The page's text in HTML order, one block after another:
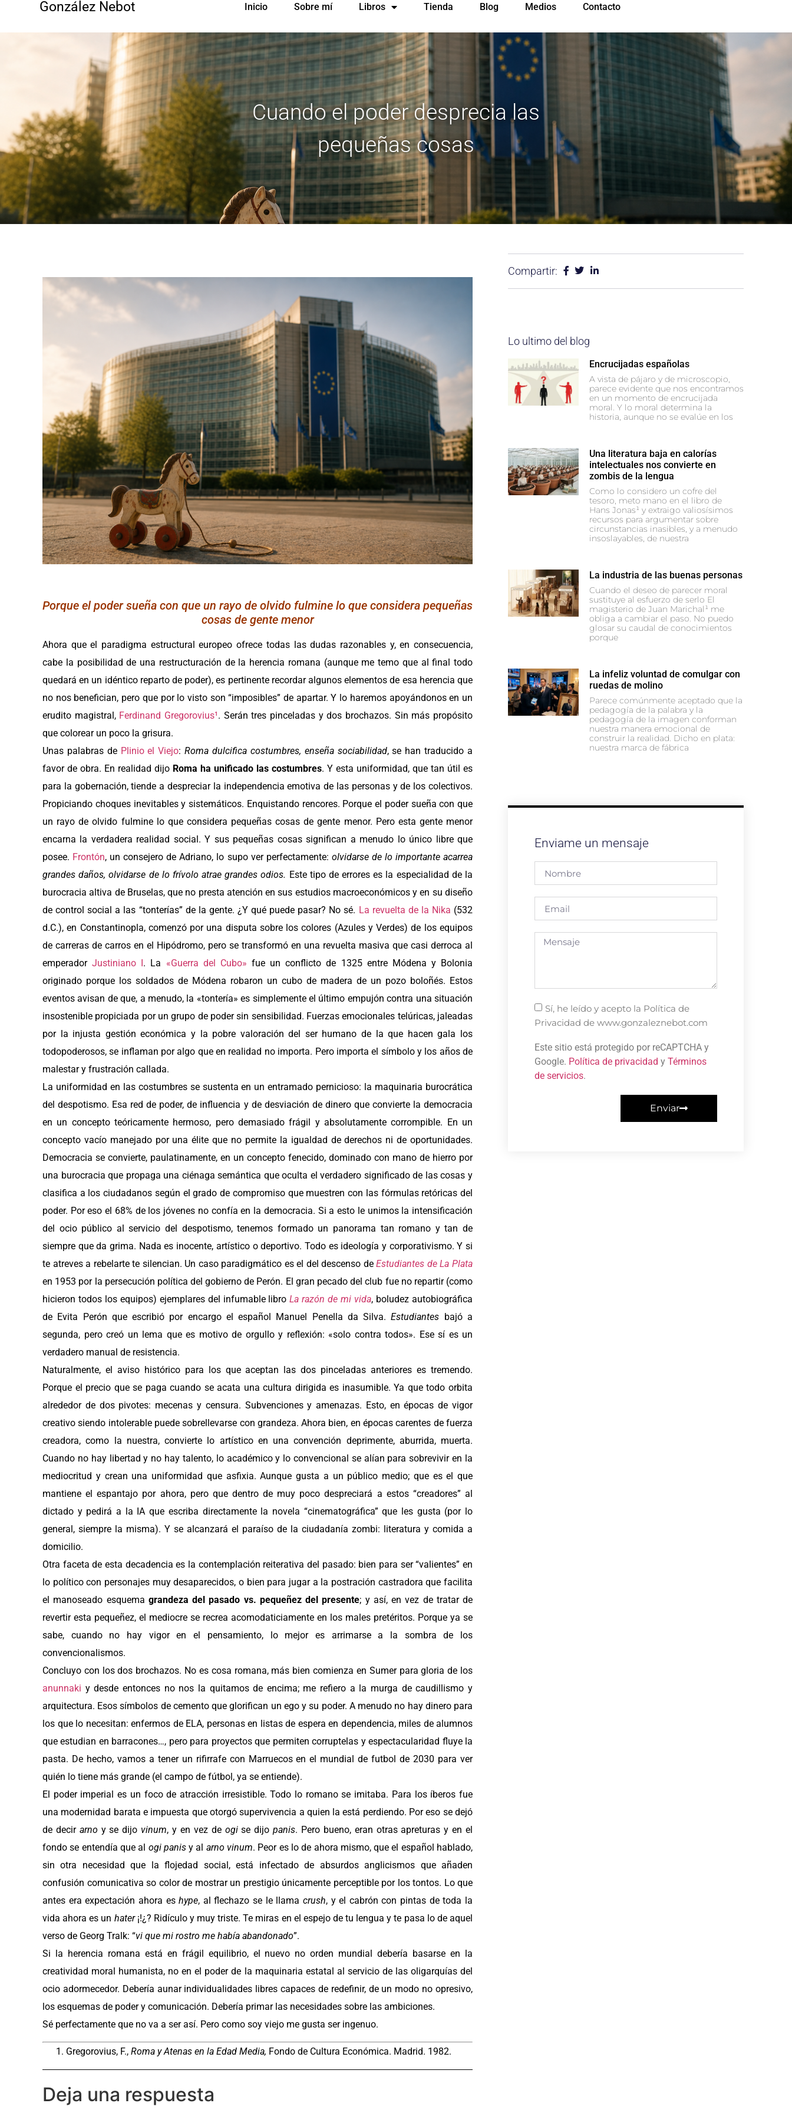
González Nebot Inicio Sobre mí Libros Tienda Blog Medios Contacto
Cuando el poder desprecia las
pequeñas cosas
Porque el poder sueña con que un rayo de olvido fulmine lo que considera pequeñas
cosas de gente menor
Ahora que el paradigma estructural europeo ofrece todas las dudas razonables y, en consecuencia,
cabe la posibilidad de una restructuración de la herencia romana (aunque me temo que al final todo
quedará en un idéntico reparto de poder), es pertinente recordar algunos elementos de esa herencia que
no nos benefician, pero que por lo visto son “imposibles” de apartar. Y lo haremos apoyándonos en un
erudito magistral, Ferdinand Gregorovius¹. Serán tres pinceladas y dos brochazos. Sin más propósito
que colorear un poco la grisura.
Unas palabras de Plinio el Viejo:Roma dulcifica costumbres, enseña sociabilidad, se han traducido a
favor de obra. En realidad dijo Roma ha unificado las costumbres. Y esta uniformidad, que tan útil es
para la gobernación, tiende a despreciar la independencia emotiva de las personas y de los colectivos.
Propiciando choques inevitables y sistemáticos. Enquistando rencores. Porque el poder sueña con que
un rayo de olvido fulmine lo que considera pequeñas cosas de gente menor. Pero esta gente menor
encarna la verdadera realidad social. Y sus pequeñas cosas significan a menudo lo único libre que
posee. Frontón, un consejero de Adriano, lo supo ver perfectamente: olvidarse de lo importante acarrea
grandes daños, olvidarse de lo frívolo atrae grandes odios. Este tipo de errores es la especialidad de la
burocracia altiva de Bruselas, que no presta atención en sus estudios macroeconómicos y en su diseño
de control social a las “tonterías” de la gente. ¿Y qué puede pasar? No sé. La revuelta de la Nika (532
d.C.), en Constantinopla, comenzó por una disputa sobre los colores (Azules y Verdes) de los equipos
de carreras de carros en el Hipódromo, pero se transformó en una revuelta masiva que casi derroca al
emperadorJustiniano I. La «Guerra del Cubo» fue un conflicto de 1325 entre Módena y Bolonia
originado porque los soldados de Módena robaron un cubo de madera de un pozo boloñés. Estos
eventos avisan de que, a menudo, la «tontería» es simplemente el último empujón contra una situación
insostenible propiciada por un grupo de poder sin sensibilidad. Fuerzas emocionales telúricas, jaleadas
por la injusta gestión económica y la pobre valoración del ser humano de la que hacen gala los
todopoderosos, se inflaman por algo que en realidad no importa. Pero importa el símbolo y los años de
malestar y frustración callada.
La uniformidad en las costumbres se sustenta en un entramado pernicioso: la maquinaria burocrática
del despotismo. Esa red de poder, de influencia y de desviación de dinero que convierte la democracia
en un concepto teóricamente hermoso, pero demasiado frágil y absolutamente corrompible. En un
concepto vacío manejado por una élite que no permite la igualdad de derechos ni de oportunidades.
Democracia se convierte, paulatinamente, en un concepto fenecido, dominado con mano de hierro por
una burocracia que propaga una ciénaga semántica que oculta el verdadero significado de las cosas y
clasifica a los ciudadanos según el grado de compromiso que muestren con las fórmulas retóricas del
poder. Por eso el 68% de los jóvenes no confía en la democracia. Si a esto le unimos la intensificación
del ocio público al servicio del despotismo, tenemos formado un panorama tan romano y tan de
siempre que da grima. Nada es inocente, artístico o deportivo. Todo es ideología y corporativismo. Y si
te atreves a rebelarte te silencian. Un caso paradigmático es el del descenso deEstudiantes de La Plata
en 1953 por la persecución política del gobierno de Perón. El gran pecado del club fue no repartir (como
hicieron todos los equipos) ejemplares del infumable libroLa razón de mi vida, boludez autobiográfica
de Evita Perón que escribió por encargo el español Manuel Penella da Silva.Estudiantes bajó a
segunda, pero creó un lema que es motivo de orgullo y reflexión: «solo contra todos». Ese sí es un
verdadero manual de resistencia.
Naturalmente, el aviso histórico para los que aceptan las dos pinceladas anteriores es tremendo.
Porque el precio que se paga cuando se acata una cultura dirigida es inasumible. Ya que todo orbita
alrededor de dos pivotes: mecenas y censura. Subvenciones y amenazas. Esto, en épocas de vigor
creativo siendo intolerable puede sobrellevarse con grandeza. Ahora bien, en épocas carentes de fuerza
creadora, como la nuestra, convierte lo artístico en una convención deprimente, aburrida, muerta.
Cuando no hay libertad y no hay talento, lo académico y lo convencional se alían para sobrevivir en la
mediocritud y crean una uniformidad que asfixia. Aunque gusta a un público medio; que es el que
mantiene el espantajo por ahora, pero que dentro de muy poco despreciará a estos “creadores” al
dictado y pedirá a la IA que escriba directamente la novela “cinematográfica” que les gusta (por lo
general, siempre la misma). Y se alcanzará el paraíso de la ciudadanía zombi: literatura y comida a
domicilio.
Otra faceta de esta decadencia es la contemplación reiterativa del pasado: bien para ser “valientes” en
lo político con personajes muy desaparecidos, o bien para jugar a la postración castradora que facilita
el manoseado esquema grandeza del pasado vs. pequeñez del presente; y así, en vez de tratar de
revertir esta pequeñez, el mediocre se recrea acomodaticiamente en los males pretéritos. Porque ya se
sabe, cuando no hay vigor en el pensamiento, lo mejor es arrimarse a la sombra de los
convencionalismos.
Concluyo con los dos brochazos. No es cosa romana, más bien comienza en Sumer para gloria de los
anunnaki y desde entonces no nos la quitamos de encima; me refiero a la murga de caudillismo y
arquitectura. Esos símbolos de cemento que glorifican un ego y su poder. A menudo no hay dinero para
los que lo necesitan: enfermos de ELA, personas en listas de espera en dependencia, miles de alumnos
que estudian en barracones…, pero para proyectos que permiten corruptelas y espectacularidad fluye la
pasta. De hecho, vamos a tener un rifirrafe con Marruecos en el mundial de futbol de 2030 para ver
quién lo tiene más grande (el campo de fútbol, ya se entiende).
El poder imperial es un foco de atracción irresistible. Todo lo romano se imitaba. Para los íberos fue
una modernidad barata e impuesta que otorgó supervivencia a quien la está perdiendo. Por eso se dejó
de decir arno y se dijo vinum, y en vez de ogise dijopanis. Pero bueno, eran otras apreturas y en el
fondo se entendía que al ogi panisy al arno vinum. Peor es lo de ahora mismo, que el español hablado,
sin otra necesidad que la flojedad social, está infectado de absurdos anglicismos que añaden
confusión comunicativa so color de mostrar un prestigio únicamente perceptible por los tontos. Lo que
antes era expectación ahora eshype, al flechazo se le llama crush, y el cabrón con pintas de toda la
vida ahora es un hater¡!¿? Ridículo y muy triste. Te miras en el espejo de tu lengua y te pasa lo de aquel
verso de Georg Tralk: “vi que mi rostro me había abandonado”.
Si la herencia romana está en frágil equilibrio, el nuevo no orden mundial debería basarse en la
creatividad moral humanista, no en el poder de la maquinaria estatal al servicio de las oligarquías del
ocio adormecedor. Debería aunar individualidades libres capaces de redefinir, de un modo no opresivo,
los esquemas de poder y comunicación. Debería primar las necesidades sobre las ambiciones.
Sé perfectamente que no va a ser así. Pero como soy viejo me gusta ser ingenuo.
Gregorovius, F., Roma y Atenas en la Edad Media, Fondo de Cultura Económica. Madrid. 1982.
Deja una respuesta
Compartir:
Lo ultimo del blog
Encrucijadas españolas
A vista de pájaro y de microscopio,
parece evidente que nos encontramos
en un momento de encrucijada
moral. Y lo moral determina la
historia, aunque no se evalúe en los
Una literatura baja en calorías
intelectuales nos convierte en
zombis de la lengua
Como lo considero un cofre del
tesoro, meto mano en el libro de
Hans Jonas¹ y extraigo valiosísimos
recursos para argumentar sobre
circunstancias inasibles, y a menudo
insoslayables, de nuestra
La industria de las buenas personas
Cuando el deseo de parecer moral
sustituye al esfuerzo de serlo El
magisterio de Juan Marichal¹ me
obliga a cambiar el paso. No puedo
glosar su caudal de conocimientos
porque
La infeliz voluntad de comulgar con
ruedas de molino
Parece comúnmente aceptado que la
pedagogía de la palabra y la
pedagogía de la imagen conforman
nuestra manera emocional de
construir la realidad. Dicho en plata:
nuestra marca de fábrica
Enviame un mensaje
Sí, he leído y acepto la Política de
Privacidad de www.gonzaleznebot.com
Este sitio está protegido por reCAPTCHA y
Google. Política de privacidad y Términos
de servicios.
Enviar